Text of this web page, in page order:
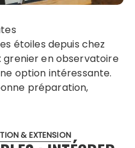
étoiles depuis chez
grenier en observatoire
option intéressante.
préparation,
& EXTENSION